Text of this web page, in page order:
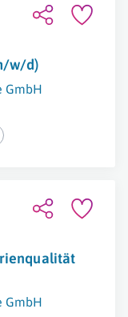
w/d)
GmbH
GmbH